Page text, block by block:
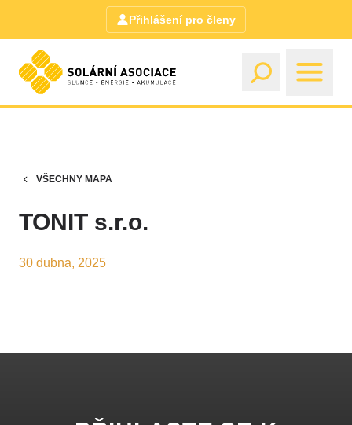
Přihlášení pro členy
VŠECHNY MAPA
TONIT s.r.o.
30 dubna, 2025